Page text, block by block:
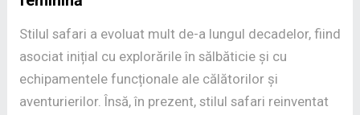
Stilul safari a evoluat mult de-a lungul decadelor, fiind
asociat inițial cu explorările în sălbăticie și cu
echipamentele funcționale ale călătorilor și
aventurierilor. Însă, în prezent, stilul safari reinventat